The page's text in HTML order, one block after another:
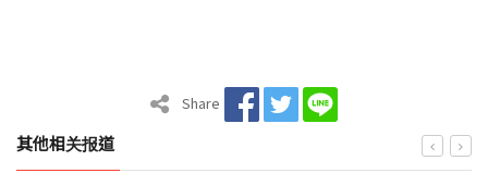
Share
其他相关报道